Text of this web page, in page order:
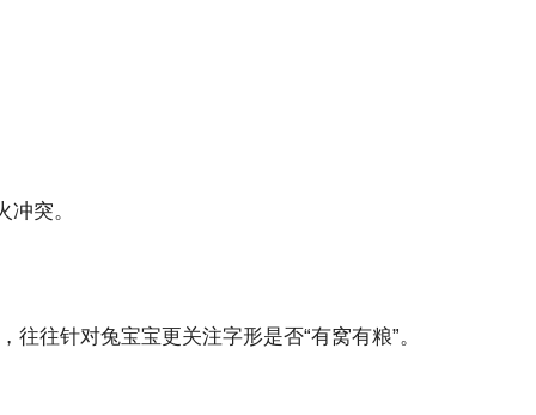
突。
往针对兔宝宝更关注字形是否“有窝有粮”。